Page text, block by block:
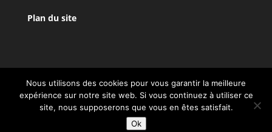
Plan du site
Design deElegant Themes| Propulsé par
WordPress
Nous utilisons des cookies pour vous garantir la meilleure
expérience sur notre site web. Si vous continuez à utiliser ce
site, nous supposerons que vous en êtes satisfait.
Ok